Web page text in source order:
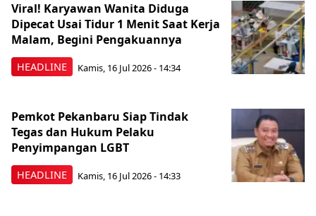
HEADLINE
Viral! Karyawan Wanita Diduga
Dipecat Usai Tidur 1 Menit Saat Kerja
Malam, Begini Pengakuannya
Kamis, 16 Jul 2026 - 14:34
HEADLINE
Pemkot Pekanbaru Siap Tindak
Tegas dan Hukum Pelaku
Penyimpangan LGBT
Kamis, 16 Jul 2026 - 14:33